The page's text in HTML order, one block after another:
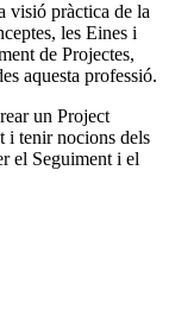
visió pràctica de la
les Eines i
de Projectes,
aquesta professió.
un Project
i tenir nocions dels
el Seguiment i el